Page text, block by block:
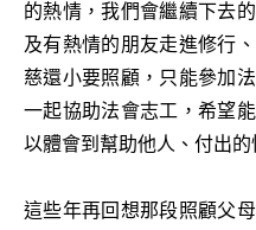
的熱情，我們會繼續下去
及有熱情的朋友走進修行
慈還小要照顧，只能參加
一起協助法會志工，希望
以體會到幫助他人、付出的
這些年再回想那段照顧父